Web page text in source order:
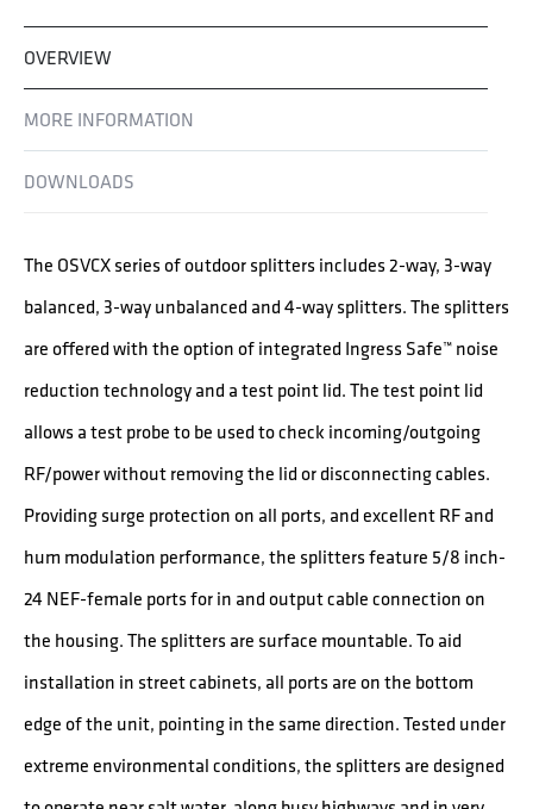
OVERVIEW
MORE INFORMATION
DOWNLOADS
The OSVCX series of outdoor splitters includes 2-way, 3-way
balanced, 3-way unbalanced and 4-way splitters. The splitters
are offered with the option of integrated Ingress Safe™ noise
reduction technology and a test point lid. The test point lid
allows a test probe to be used to check incoming/outgoing
RF/power without removing the lid or disconnecting cables.
Providing surge protection on all ports, and excellent RF and
hum modulation performance, the splitters feature 5/8 inch-
24 NEF-female ports for in and output cable connection on
the housing. The splitters are surface mountable. To aid
installation in street cabinets, all ports are on the bottom
edge of the unit, pointing in the same direction. Tested under
extreme environmental conditions, the splitters are designed